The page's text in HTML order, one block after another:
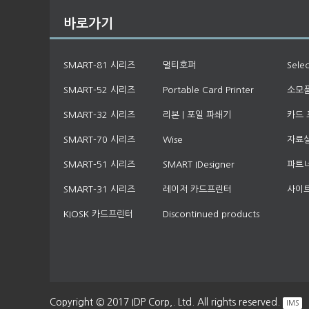
바로가기
SMART-81 시리즈
SMART-52 시리즈
SMART-32 시리즈
SMART-70 시리즈
SMART-51 시리즈
SMART-31 시리즈
KIOSK 카드프린터
멀티호퍼
Portable Card Printer
리본 | 포일 파쇄기
Wise
SMART IDesigner
레이저 카드프린터
Discontinued products
소모
카드
자료
파트
사이
Copyright © 2017 IDP Corp,. Ltd. All rights reserved. IMS